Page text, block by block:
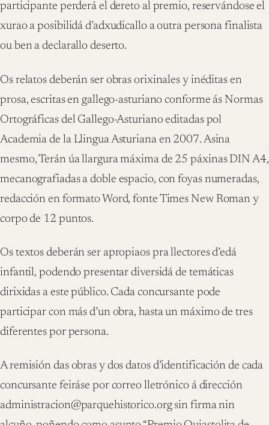
participante perderá el dereto al premio, reservándose el
xurao a posibilidá d’adxudicallo a outra persona finalista
ou ben a declarallo deserto.
Os relatos deberán ser obras orixinales y inéditas en
prosa, escritas en gallego-asturiano conforme ás Normas
Ortográficas del Gallego-Asturiano editadas pol
Academia de la Llingua Asturiana en 2007. Asina
mesmo, Terán úa llargura máxima de 25 páxinas DIN A4,
mecanografiadas a doble espacio, con foyas numeradas,
redacción en formato Word, fonte Times New Roman y
corpo de 12 puntos.
Os textos deberán ser apropiaos pra llectores d’edá
infantil, podendo presentar diversidá de temáticas
dirixidas a este público. Cada concursante pode
participar con más d’un obra, hasta un máximo de tres
diferentes por persona.
A remisión das obras y dos datos d’identificación de cada
concursante feiráse por correo lletrónico á dirección
administracion@parquehistorico.org sin firma nin